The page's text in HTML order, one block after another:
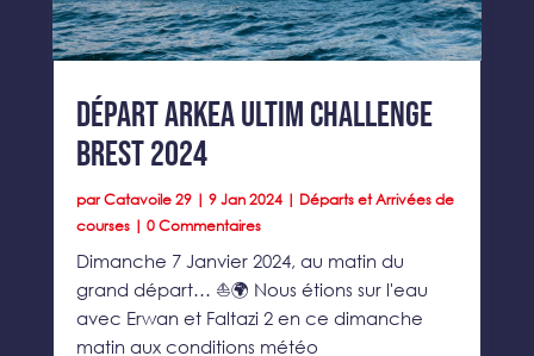
Départ Arkea Ultim Challenge
Brest 2024
parCatavoile 29| 9 Jan 2024| Départs et Arrivées de
courses| 0 Commentaires
Dimanche 7 Janvier 2024, au matin du
grand départ… ⛵️🌍 Nous étions sur l'eau
avec Erwan et Faltazi 2 en ce dimanche
matin aux conditions météo